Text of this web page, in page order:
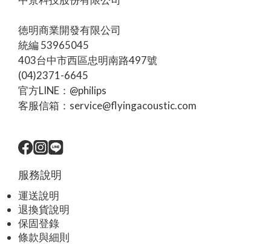
徳明商業開發有限公司
統編 53965045
403台中市西區忠明南路497號
(04)2371-6645
官方LINE：@philips
客服信箱：service@flyingacoustic.com
服務說明
運送說明
退換貨說明
保固登錄
條款與細則